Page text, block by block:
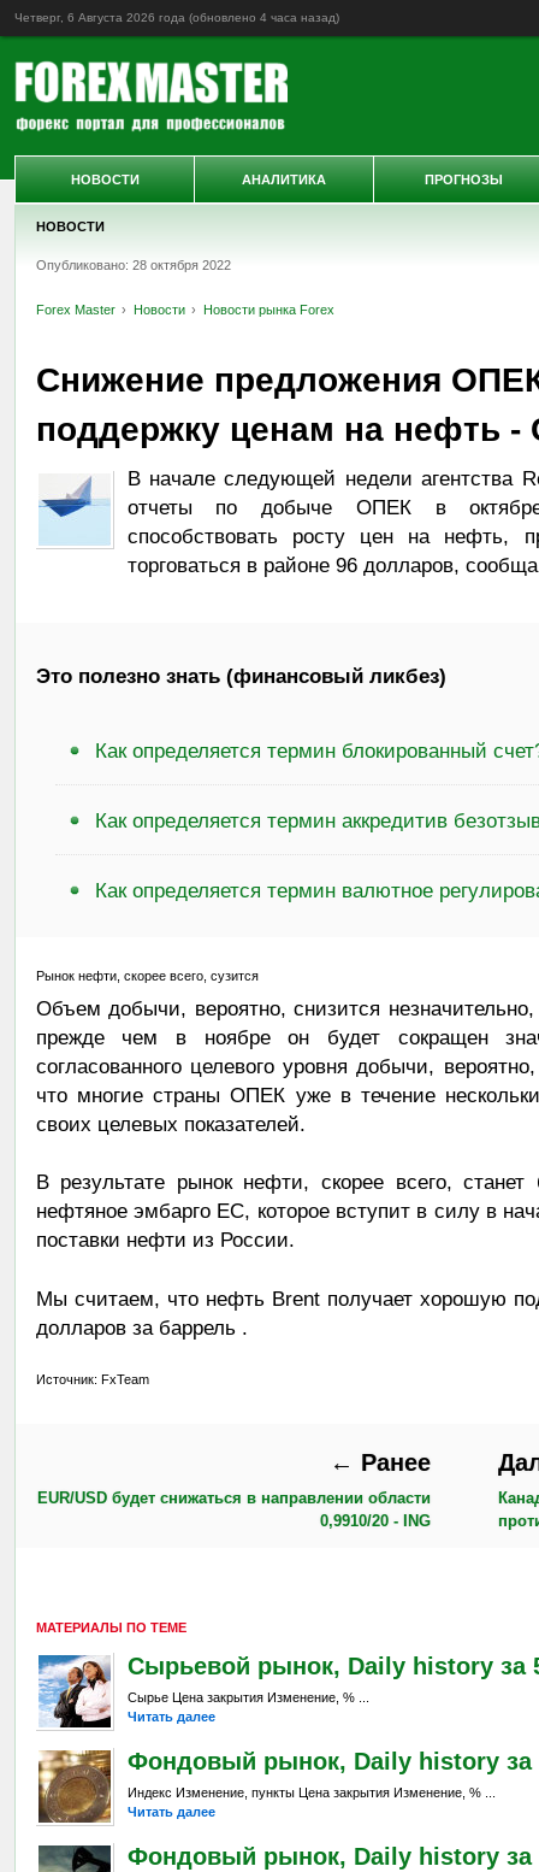
Четверг, 6 Августа 2026 года (обновлено 4 часа назад)
НОВОСТИ
Опубликовано: 28 октября 2022
Forex Master Новости Новости рынка Forex
Снижение предложения
поддержку ценам на нефть -
В начале следующей недели агентства
отчеты по добыче ОПЕК в
способствовать росту цен на нефть,
торговаться в районе 96 долларов,
Это полезно знать (финансовый ликбез)
Как определяется термин блокированный
Как определяется термин аккредитив
Как определяется термин валютное
Рынок нефти, скорее всего, сузится
Объем добычи, вероятно, снизится
прежде чем в ноябре он будет сокращен
согласованного целевого уровня добычи,
что многие страны ОПЕК уже в течение
своих целевых показателей.
В результате рынок нефти, скорее всего,
нефтяное эмбарго ЕС, которое вступит в силу в
поставки нефти из России.
Мы считаем, что нефть Brent получает хорошую
долларов за баррель .
Источник: FxTeam
← Ранее
EUR/USD будет снижаться в направлении области
0,9910/20 - ING
МАТЕРИАЛЫ ПО ТЕМЕ
Сырьевой рынок, Daily history за 5
Сырье Цена закрытия Изменение, % ...
Читать далее
Фондовый рынок, Daily history за
Индекс Изменение, пункты Цена закрытия Изменение, % ...
Читать далее
Фондовый рынок, Daily history за
НОВОСТИ АНАЛИТИКА ПРОГНОЗЫ